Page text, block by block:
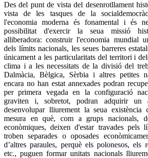
Des del punt de vista del desenrotllament
vista de les tasques de la
l'economia moderna és fonamental i és
possibilitat d'exercir la seua missió
alliberadora: construir l'economia mundial
dels límits nacionals, les seues barreres
únicament a les particularitats del territori i
clima i a les necessitats de la divisió del
Dalmàcia, Bèlgica, Sèrbia i altres petites
encara no han estat annexades podran
per primera vegada en la configuració
graviten i, sobretot, podran adquirir un
desenvolupar lliurement la seua existència
mesura en què, com a grups nacionals,
econòmiques, deixen d'estar travades pels
troben separades o oposades
d’altres paraules, perquè els polonesos, els
etc., puguen formar unitats nacionals